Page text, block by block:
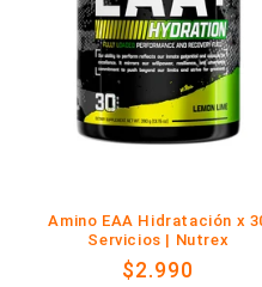
Amino EAA Hidratación x
Servicios | Nutrex
Precio
$2.990